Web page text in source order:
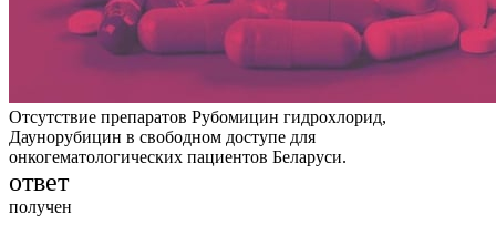
Отсутствие препаратов Рубомицин гидрохлорид,
Даунорубицин в свободном доступе для
онкогематологических пациентов Беларуси.
ответ
получен